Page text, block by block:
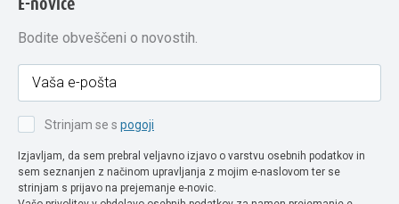
E-novice
Bodite obveščeni o novostih.
Strinjam se s pogoji
Izjavljam, da sem prebral veljavno izjavo o varstvu osebnih podatkov in
sem seznanjen z načinom upravljanja z mojim e-naslovom ter se
strinjam s prijavo na prejemanje e-novic.